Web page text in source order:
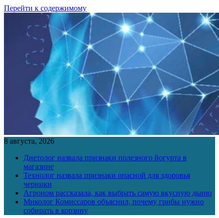
Перейти к содержимому
8 августа, 2026
Диетолог назвала признаки полезного йогурта в
магазине
Технолог назвала признаки опасной для здоровья
черники
Агроном рассказала, как выбрать самую вкусную дыню
Миколог Комиссаров объяснил, почему грибы нужно
собирать в корзину